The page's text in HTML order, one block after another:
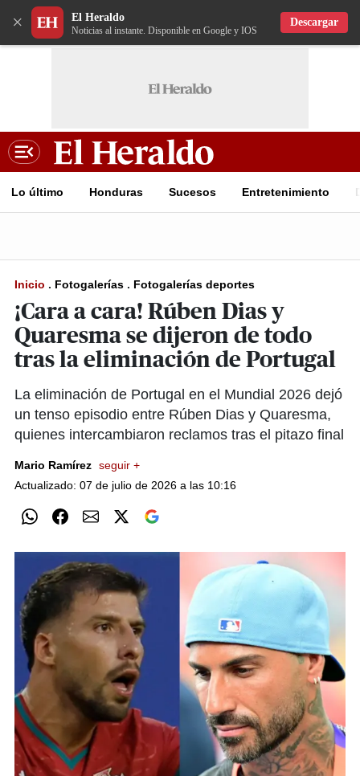
× El Heraldo
Noticias al instante. Disponible en Google y IOS
Descargar
Lo último Honduras Sucesos Entretenimiento
Inicio . Fotogalerías . Fotogalerías deportes
¡Cara a cara! Rúben Dias y
Quaresma se dijeron de todo
tras la eliminación de Portugal
La eliminación de Portugal en el Mundial 2026 dejó
un tenso episodio entre Rúben Dias y Quaresma,
quienes intercambiaron reclamos tras el pitazo final
Mario Ramírez seguir +
Actualizado: 07 de julio de 2026 a las 10:16